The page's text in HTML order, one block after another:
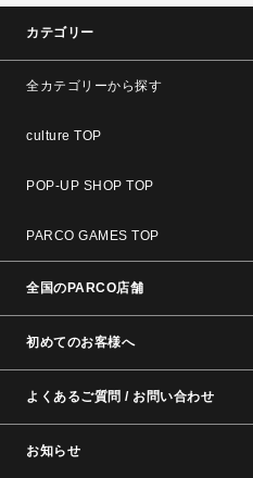
カテゴリー
全カテゴリーから探す
culture TOP
POP-UP SHOP TOP
PARCO GAMES TOP
全国のPARCO店舗
初めてのお客様へ
よくあるご質問 / お問い合わせ
お知らせ